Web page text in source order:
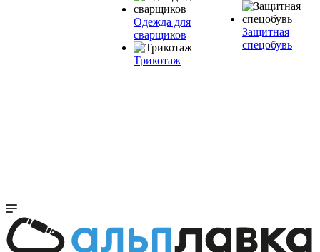
Одежда для
сварщиков
Трикотаж
Защитная
спецобувь